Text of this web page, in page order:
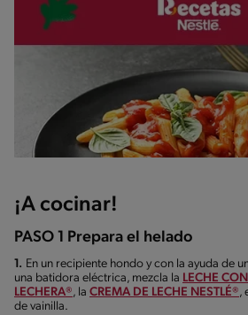
¡A cocinar!
PASO 1 Prepara el helado
1. En un recipiente hondo y con la ayuda de
una batidora eléctrica, mezcla la LECHE
LECHERA®, la CREMA DE LECHE NESTLÉ®,
de vainilla.